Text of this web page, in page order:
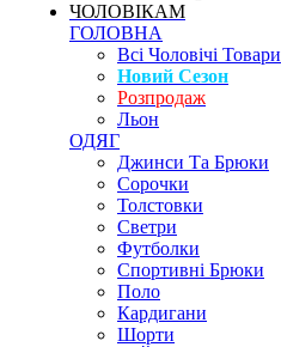
ЧОЛОВІКАМ
ГОЛОВНА
Всі Чоловічі Товари
Новий Сезон
Розпродаж
Льон
ОДЯГ
Джинси Та Брюки
Сорочки
Толстовки
Светри
Футболки
Спортивні Брюки
Поло
Кардигани
Шорти